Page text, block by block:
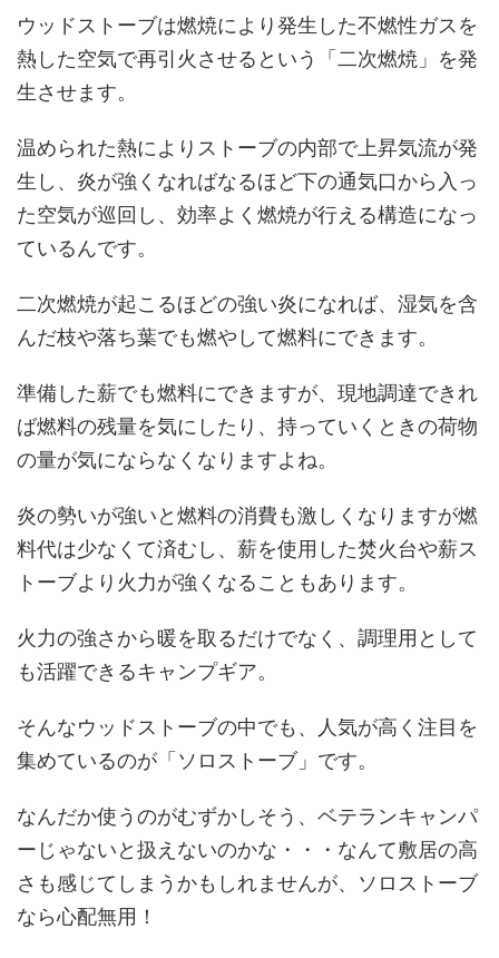
ウッドストーブは燃焼により発生した不燃性ガスを
熱した空気で再引火させるという「二次燃焼」を発
生させます。
温められた熱によりストーブの内部で上昇気流が発
生し、炎が強くなればなるほど下の通気口から入っ
た空気が巡回し、効率よく燃焼が行える構造になっ
ているんです。
二次燃焼が起こるほどの強い炎になれば、湿気を含
んだ枝や落ち葉でも燃やして燃料にできます。
準備した薪でも燃料にできますが、現地調達できれ
ば燃料の残量を気にしたり、持っていくときの荷物
の量が気にならなくなりますよね。
炎の勢いが強いと燃料の消費も激しくなりますが燃
料代は少なくて済むし、薪を使用した焚火台や薪ス
トーブより火力が強くなることもあります。
火力の強さから暖を取るだけでなく、調理用として
も活躍できるキャンプギア。
そんなウッドストーブの中でも、人気が高く注目を
集めているのが「ソロストーブ」です。
なんだか使うのがむずかしそう、ベテランキャンパ
ーじゃないと扱えないのかな・・・なんて敷居の高
さも感じてしまうかもしれませんが、ソロストーブ
なら心配無用！